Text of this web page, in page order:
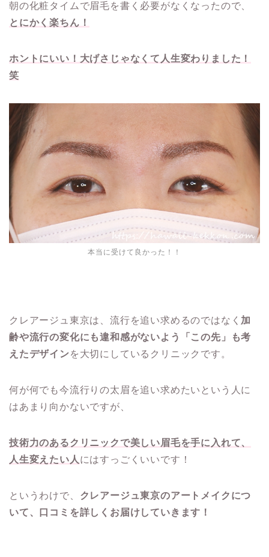
朝の化粧タイムで眉毛を書く必要がなくなったので、
とにかく楽ちん！
ホントにいい！大げさじゃなくて人生変わりました！
笑
本当に受けて良かった！！
クレアージュ東京は、流行を追い求めるのではなく 加
齢や流行の変化にも違和感がないよう「この先」も考
えたデザイン を大切にしているクリニックです。
何が何でも今流行りの太眉を追い求めたいという人に
はあまり向かないですが、
技術力のあるクリニックで美しい眉毛を手に入れて、
人生変えたい人 にはすっごくいいです！
というわけで、 クレアージュ東京のアートメイクにつ
いて、口コミを詳しくお届けしていきます！